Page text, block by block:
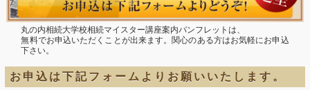
丸の内相続大学校相続マイスター講座案内パンフレットは、
無料でお申込いただくことが出来ます。関心のある方はお気軽にお申込
下さい。
お申込は下記フォームよりお願いいたします。